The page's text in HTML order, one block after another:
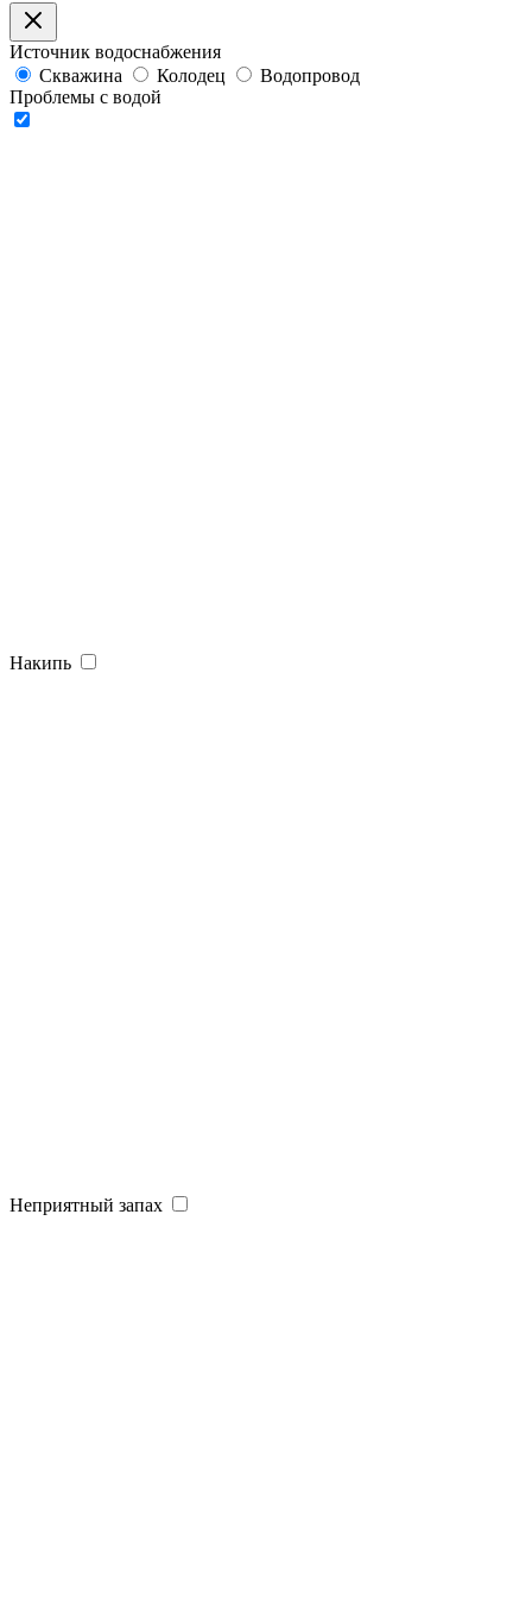
Источник водоснабжения
Скважина
Колодец
Водопровод
Проблемы с водой
Накипь
Неприятный запах